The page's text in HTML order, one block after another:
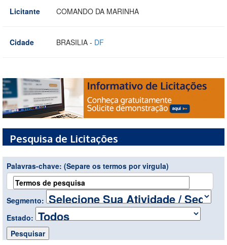
Licitante
COMANDO DA MARINHA
Cidade BRASILIA - DF
Pesquisa de Licitações
Palavras-chave: (Separe os termos por virgula)
Segmento:
Estado: